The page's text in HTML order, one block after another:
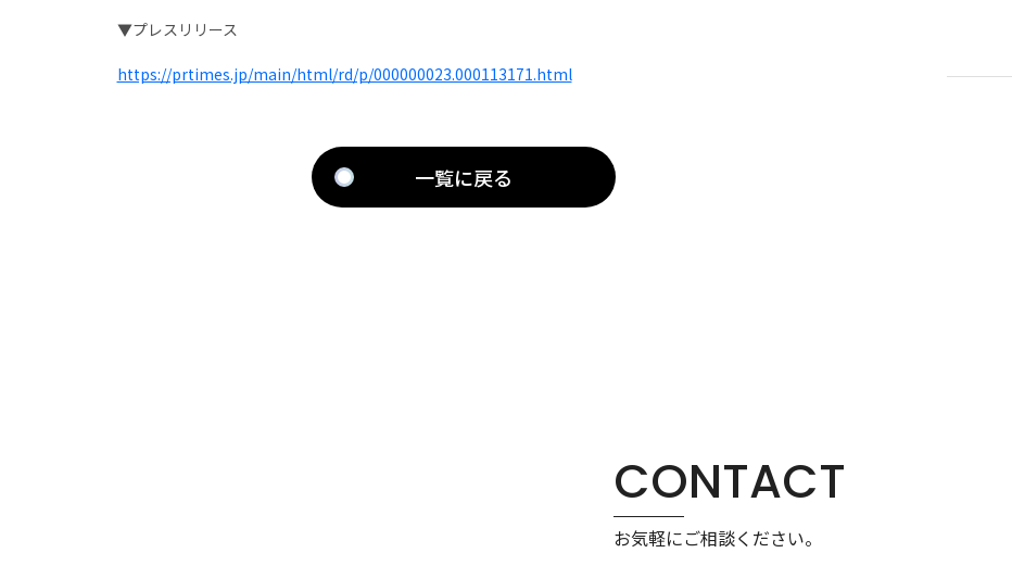
▼プレスリリース
https://prtimes.jp/main/html/rd/p/000000023.000113171.html
一覧に戻る
CONTACT
お気軽にご相談ください。